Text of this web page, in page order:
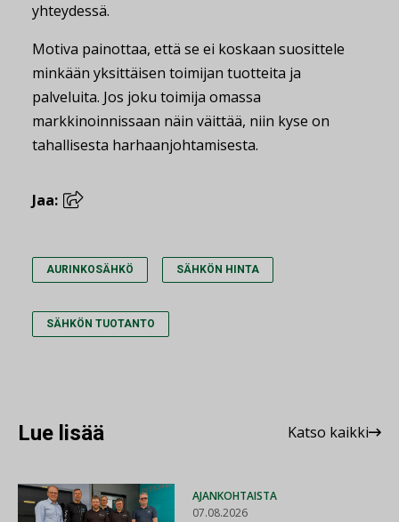
yhteydessä.
Motiva painottaa, että se ei koskaan suosittele
minkään yksittäisen toimijan tuotteita ja
palveluita. Jos joku toimija omassa
markkinoinnissaan näin väittää, niin kyse on
tahallisesta harhaanjohtamisesta.
Jaa:
AURINKOSÄHKÖ SÄHKÖN HINTA
SÄHKÖN TUOTANTO
Lue lisää Katso kaikki
AJANKOHTAISTA
07.08.2026